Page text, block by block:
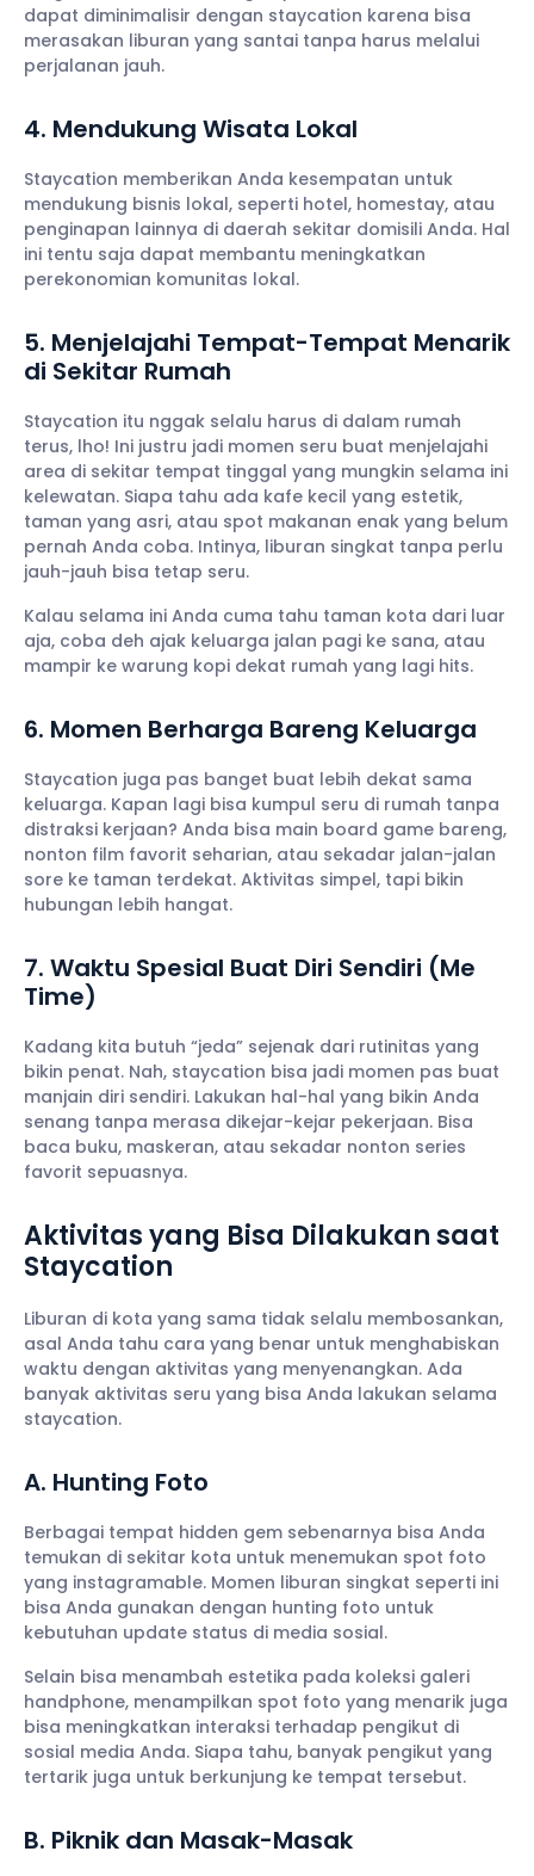
dapat diminimalisir dengan staycation karena bisa
merasakan liburan yang santai tanpa harus melalui
perjalanan jauh.
4. Mendukung Wisata Lokal
Staycation memberikan Anda kesempatan untuk
mendukung bisnis lokal, seperti hotel, homestay, atau
penginapan lainnya di daerah sekitar domisili Anda. Hal
ini tentu saja dapat membantu meningkatkan
perekonomian komunitas lokal.
5. Menjelajahi Tempat-Tempat Menarik
di Sekitar Rumah
Staycation itu nggak selalu harus di dalam rumah
terus, lho! Ini justru jadi momen seru buat menjelajahi
area di sekitar tempat tinggal yang mungkin selama ini
kelewatan. Siapa tahu ada kafe kecil yang estetik,
taman yang asri, atau spot makanan enak yang belum
pernah Anda coba. Intinya, liburan singkat tanpa perlu
jauh-jauh bisa tetap seru.
Kalau selama ini Anda cuma tahu taman kota dari luar
aja, coba deh ajak keluarga jalan pagi ke sana, atau
mampir ke warung kopi dekat rumah yang lagi hits.
6. Momen Berharga Bareng Keluarga
Staycation juga pas banget buat lebih dekat sama
keluarga. Kapan lagi bisa kumpul seru di rumah tanpa
distraksi kerjaan? Anda bisa main board game bareng,
nonton film favorit seharian, atau sekadar jalan-jalan
sore ke taman terdekat. Aktivitas simpel, tapi bikin
hubungan lebih hangat.
7. Waktu Spesial Buat Diri Sendiri (Me
Time)
Kadang kita butuh “jeda” sejenak dari rutinitas yang
bikin penat. Nah, staycation bisa jadi momen pas buat
manjain diri sendiri. Lakukan hal-hal yang bikin Anda
senang tanpa merasa dikejar-kejar pekerjaan. Bisa
baca buku, maskeran, atau sekadar nonton series
favorit sepuasnya.
Aktivitas yang Bisa Dilakukan saat
Staycation
Liburan di kota yang sama tidak selalu membosankan,
asal Anda tahu cara yang benar untuk menghabiskan
waktu dengan aktivitas yang menyenangkan. Ada
banyak aktivitas seru yang bisa Anda lakukan selama
staycation.
A. Hunting Foto
Berbagai tempat hidden gem sebenarnya bisa Anda
temukan di sekitar kota untuk menemukan spot foto
yang instagramable. Momen liburan singkat seperti ini
bisa Anda gunakan dengan hunting foto untuk
kebutuhan update status di media sosial.
Selain bisa menambah estetika pada koleksi galeri
handphone, menampilkan spot foto yang menarik juga
bisa meningkatkan interaksi terhadap pengikut di
sosial media Anda. Siapa tahu, banyak pengikut yang
tertarik juga untuk berkunjung ke tempat tersebut.
B. Piknik dan Masak-Masak